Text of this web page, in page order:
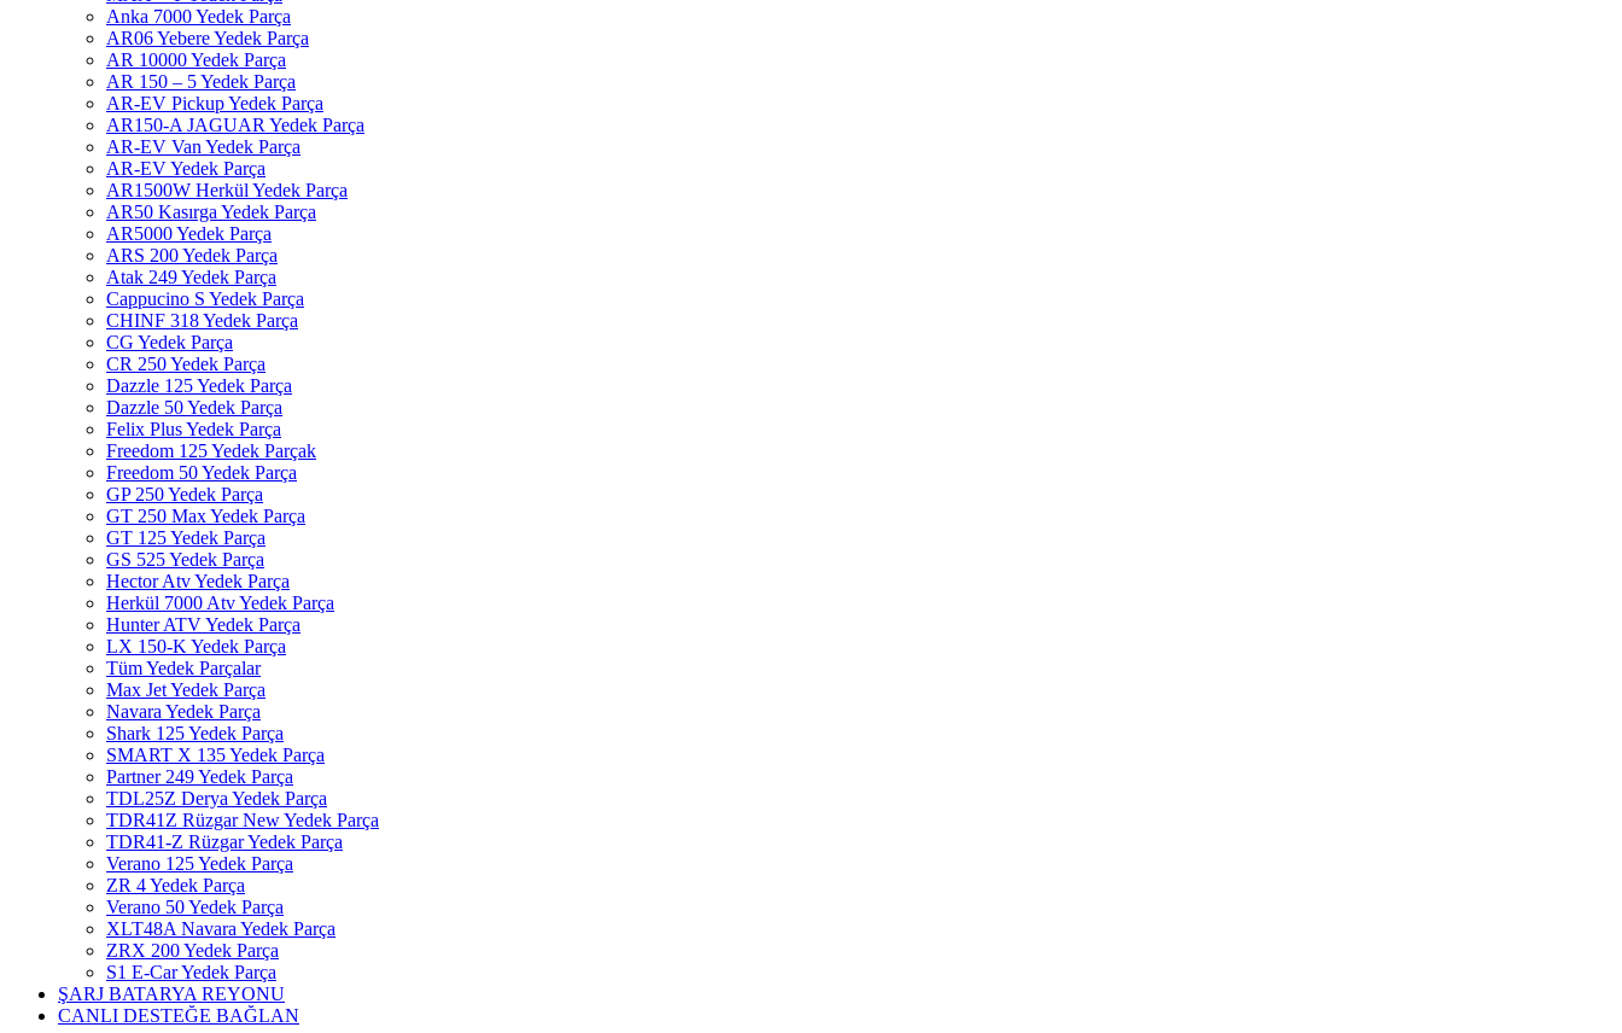
Anka 7000 Yedek Parça
AR06 Yebere Yedek Parça
AR 10000 Yedek Parça
AR 150 – 5 Yedek Parça
AR-EV Pickup Yedek Parça
AR150-A JAGUAR Yedek Parça
AR-EV Van Yedek Parça
AR-EV Yedek Parça
AR1500W Herkül Yedek Parça
AR50 Kasırga Yedek Parça
AR5000 Yedek Parça
ARS 200 Yedek Parça
Atak 249 Yedek Parça
Cappucino S Yedek Parça
CHINF 318 Yedek Parça
CG Yedek Parça
CR 250 Yedek Parça
Dazzle 125 Yedek Parça
Dazzle 50 Yedek Parça
Felix Plus Yedek Parça
Freedom 125 Yedek Parçak
Freedom 50 Yedek Parça
GP 250 Yedek Parça
GT 250 Max Yedek Parça
GT 125 Yedek Parça
GS 525 Yedek Parça
Hector Atv Yedek Parça
Herkül 7000 Atv Yedek Parça
Hunter ATV Yedek Parça
LX 150-K Yedek Parça
Tüm Yedek Parçalar
Max Jet Yedek Parça
Navara Yedek Parça
Shark 125 Yedek Parça
SMART X 135 Yedek Parça
Partner 249 Yedek Parça
TDL25Z Derya Yedek Parça
TDR41Z Rüzgar New Yedek Parça
TDR41-Z Rüzgar Yedek Parça
Verano 125 Yedek Parça
ZR 4 Yedek Parça
Verano 50 Yedek Parça
XLT48A Navara Yedek Parça
ZRX 200 Yedek Parça
S1 E-Car Yedek Parça
ŞARJ BATARYA REYONU
CANLI DESTEĞE BAĞLAN